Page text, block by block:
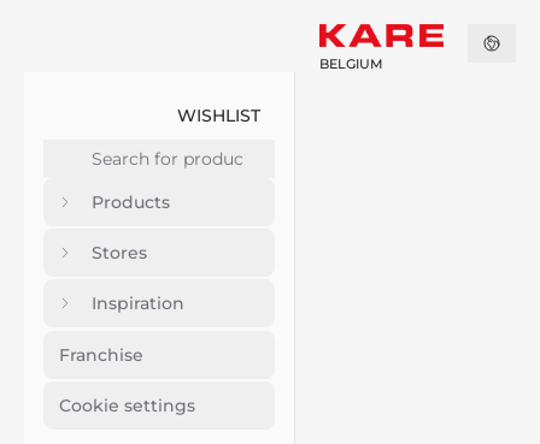
WISHLIST
Products
Stores
Inspiration
Franchise
Cookie settings
BELGIUM